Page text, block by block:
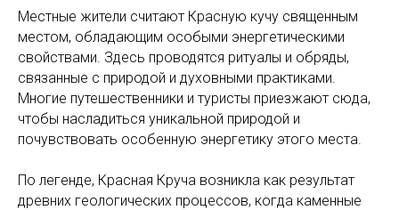
Местные жители считают Красную кучу священным
местом, обладающим особыми энергетическими
свойствами. Здесь проводятся ритуалы и обряды,
связанные с природой и духовными практиками.
Многие путешественники и туристы приезжают сюда,
чтобы насладиться уникальной природой и
почувствовать особенную энергетику этого места.
По легенде, Красная Круча возникла как результат
древних геологических процессов, когда каменные